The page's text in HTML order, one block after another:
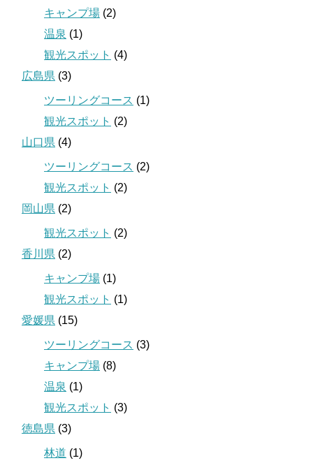
キャンプ場 (2)
温泉 (1)
観光スポット (4)
広島県 (3)
ツーリングコース (1)
観光スポット (2)
山口県 (4)
ツーリングコース (2)
観光スポット (2)
岡山県 (2)
観光スポット (2)
香川県 (2)
キャンプ場 (1)
観光スポット (1)
愛媛県 (15)
ツーリングコース (3)
キャンプ場 (8)
温泉 (1)
観光スポット (3)
徳島県 (3)
林道 (1)